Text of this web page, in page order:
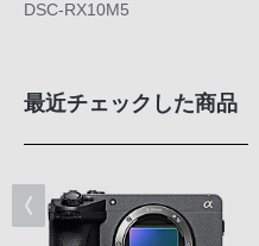
DSC-RX10M5
最近チェックした商品